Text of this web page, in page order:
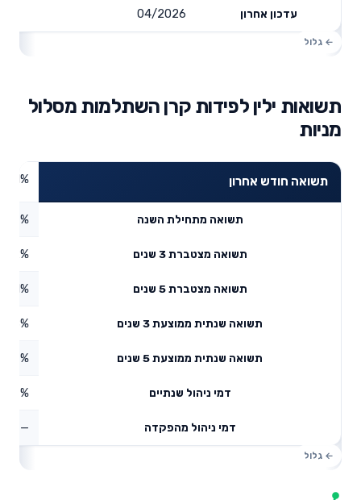
עדכון אחרון 04/2026
תשואות ילין לפידות קרן השתלמות מסלול
מניות
תשואה חודש אחרון 8.1%
תשואה מתחילת השנה 7%
תשואה מצטברת 3 שנים
תשואה מצטברת 5 שנים
תשואה שנתית ממוצעת 3 שנים
תשואה שנתית ממוצעת 5 שנים
דמי ניהול שנתיים
דמי ניהול מהפקדה —